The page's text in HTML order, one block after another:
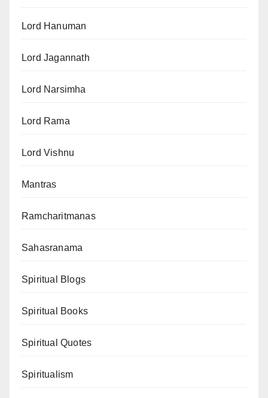
Lord Hanuman
Lord Jagannath
Lord Narsimha
Lord Rama
Lord Vishnu
Mantras
Ramcharitmanas
Sahasranama
Spiritual Blogs
Spiritual Books
Spiritual Quotes
Spiritualism